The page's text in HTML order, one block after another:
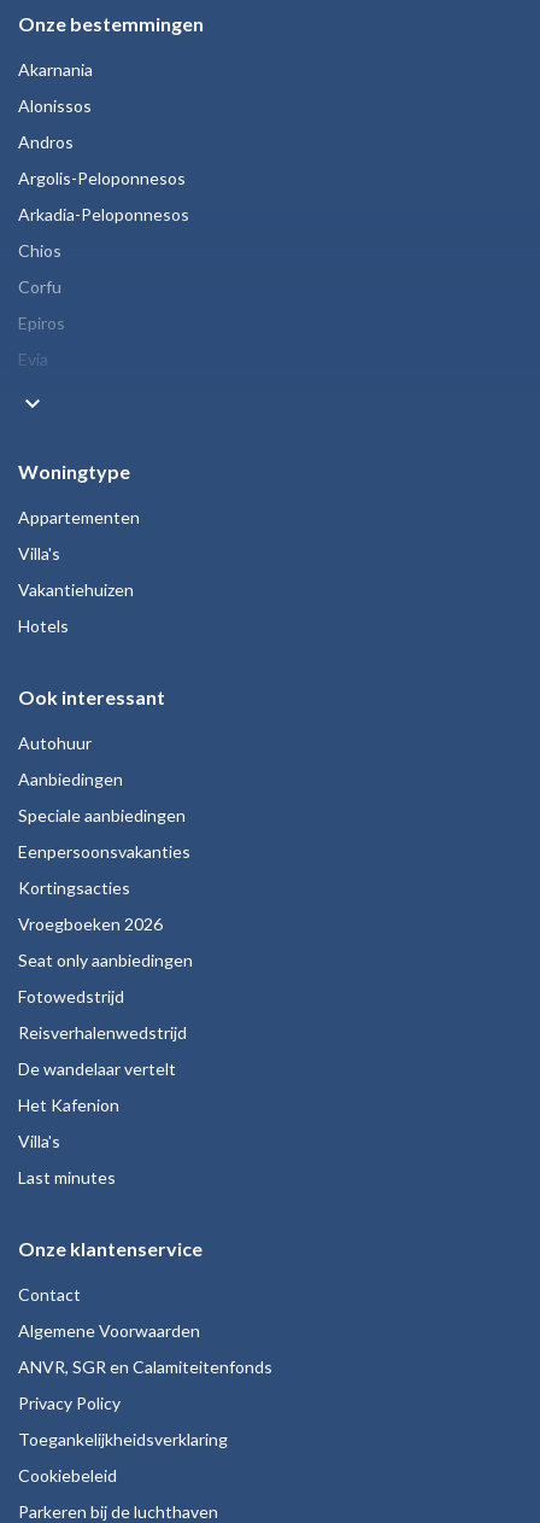
Onze bestemmingen
Akarnania
Alonissos
Andros
Argolis-Peloponnesos
Arkadia-Peloponnesos
Chios
Corfu
Epiros
Evia
keyboard_arrow_down
Woningtype
Appartementen
Villa's
Vakantiehuizen
Hotels
Ook interessant
Autohuur
Aanbiedingen
Speciale aanbiedingen
Eenpersoonsvakanties
Kortingsacties
Vroegboeken 2026
Seat only aanbiedingen
Fotowedstrijd
Reisverhalenwedstrijd
De wandelaar vertelt
Het Kafenion
Villa's
Last minutes
Onze klantenservice
Contact
Algemene Voorwaarden
ANVR, SGR en Calamiteitenfonds
Privacy Policy
Toegankelijkheidsverklaring
Cookiebeleid
Parkeren bij de luchthaven